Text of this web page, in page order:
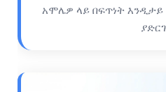
አሞሌዎ ላይ በፍጥነት